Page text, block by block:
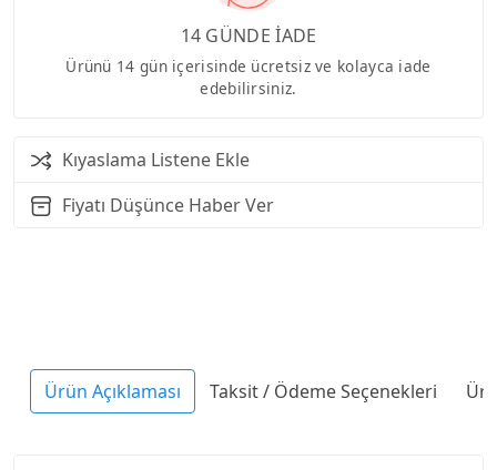
14 GÜNDE İADE
Ürünü 14 gün içerisinde ücretsiz ve kolayca iade
edebilirsiniz.
Kıyaslama Listene Ekle
Fiyatı Düşünce Haber Ver
Ürün Açıklaması Taksit / Ödeme Seçenekleri